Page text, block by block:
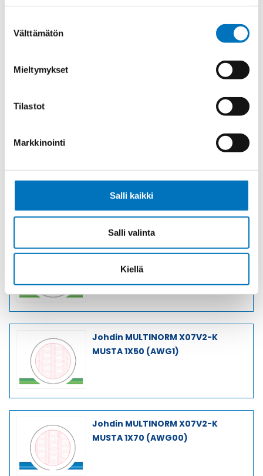
valinta
Välttämätön
Mieltymykset
Tilastot
Markkinointi
Salli kaikki
Salli valinta
Kiellä
TUMMANSININEN 1X16 (AWG6)
Johdin MULTINORM X07V2-K KEVI
MUSTA 1X16 (AWG6)
Johdin MULTINORM X07V2-K KEVI
1X50 (AWG1)
Johdin MULTINORM X07V2-K
MUSTA 1X50 (AWG1)
Johdin MULTINORM X07V2-K
MUSTA 1X70 (AWG00)